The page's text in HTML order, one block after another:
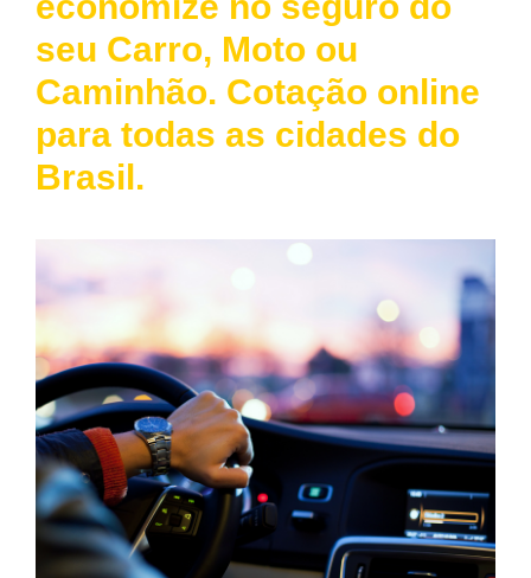
seu Carro, Moto ou
Caminhão. Cotação online
para todas as cidades do
Brasil.